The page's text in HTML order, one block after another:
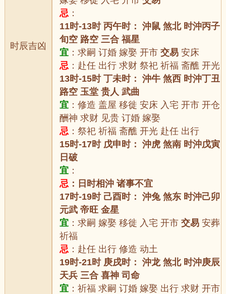
时辰吉凶
忌 ：
11时-13时 丙午时： 沖鼠 煞北 时沖丙子
旬空 路空 三合 福星
宜 ：求嗣 订婚 嫁娶 开市交易 安床
忌 ：赴任 出行 求财 祭祀 祈福 斋醮 开光
13时-15时 丁未时： 沖牛 煞西 时沖丁丑
路空 玉堂 贵人 武曲
宜 ：修造 盖屋 移徙 安床 入宅 开市 开仓
酬神 求财 见贵 订婚 嫁娶
忌 ：祭祀 祈福 斋醮 开光 赴任 出行
15时-17时 戊申时： 沖虎 煞南 时沖戊寅
日破
宜 ：
忌 ：日时相沖 诸事不宜
17时-19时 己酉时： 沖兔 煞东 时沖己卯
元武 帝旺 金星
宜 ：求嗣 嫁娶 移徙 入宅 开市交易 安葬
祈福
忌 ：赴任 出行 修造 动土
19时-21时 庚戌时： 沖龙 煞北 时沖庚辰
天兵 三合 喜神 司命
宜 ：祈福 求嗣 订婚 嫁娶 出行 求财 开市